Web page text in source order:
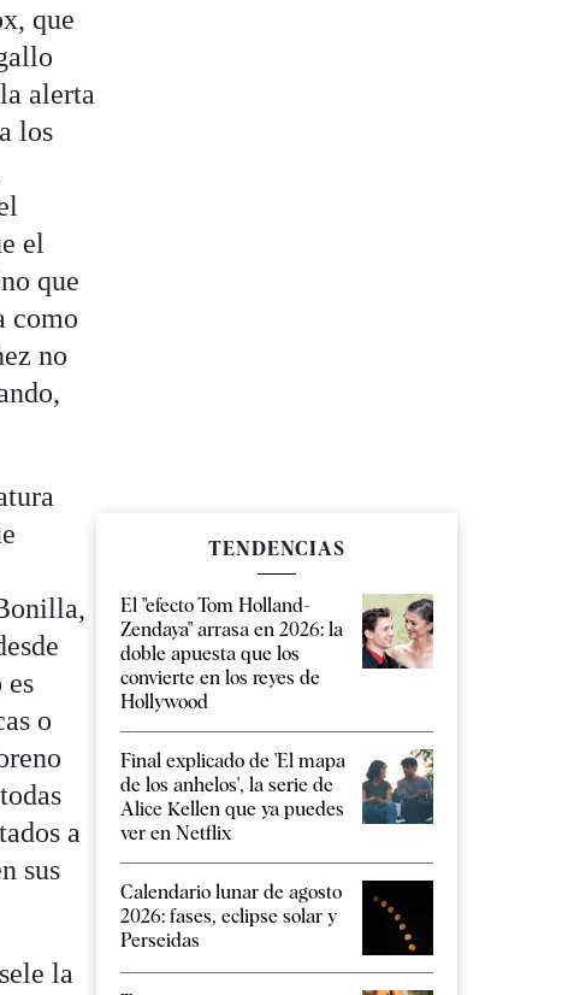
que
alerta
los
el
que
como
no
es
o
a
sus
la
TENDENCIAS
El "efecto Tom Holland-
Zendaya" arrasa en 2026: la
doble apuesta que los
convierte en los reyes de
Hollywood
Final explicado de 'El mapa
de los anhelos', la serie de
Alice Kellen que ya puedes
ver en Netflix
Calendario lunar de agosto
2026: fases, eclipse solar y
Perseidas